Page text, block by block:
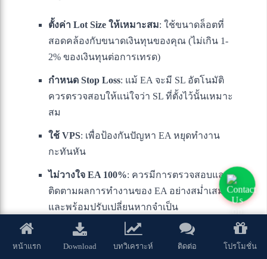
ตั้งค่า Lot Size ให้เหมาะสม: ใช้ขนาดล็อตที่
สอดคล้องกับขนาดเงินทุนของคุณ (ไม่เกิน 1-
2% ของเงินทุนต่อการเทรด)
กำหนด Stop Loss: แม้ EA จะมี SL อัตโนมัติ
ควรตรวจสอบให้แน่ใจว่า SL ที่ตั้งไว้นั้นเหมาะ
สม
ใช้ VPS: เพื่อป้องกันปัญหา EA หยุดทำงาน
กะทันหัน
ไม่วางใจ EA 100%: ควรมีการตรวจสอบและ
ติดตามผลการทำงานของ EA อย่างสม่ำเสมอ
และพร้อมปรับเปลี่ยนหากจำเป็น
เรียนรู้กลยุทธ์ของ EA: เข้าใจหลักการทำงาน
ของ EA เพื่อให้คุณสามารถประเมิน
หน้าแรก Download บทวิเคราะห์ ติดต่อ โปรโมชั่น